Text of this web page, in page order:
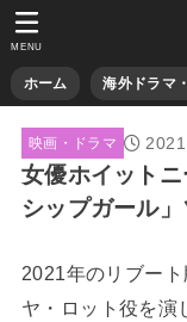
ホーム 海外ドラマ
MENU
映画・ドラマ
女優ホイット
シップガール
2021年のリブー
ヤ・ロット役を演